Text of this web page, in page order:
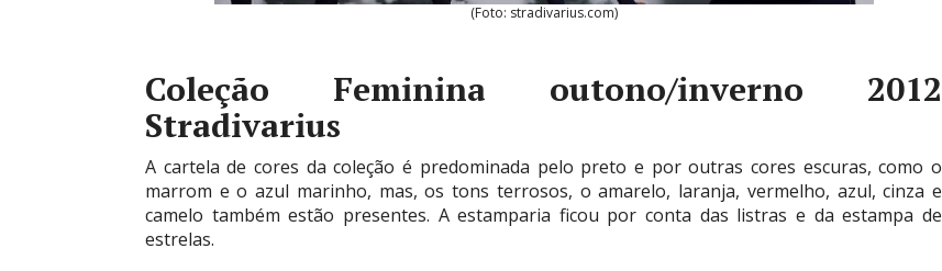
(Foto: stradivarius.com)
Coleção Feminina outono/inverno 2012
Stradivarius
A cartela de cores da coleção é predominada pelo preto e por outras cores escuras, como o
marrom e o azul marinho, mas, os tons terrosos, o amarelo, laranja, vermelho, azul, cinza e
camelo também estão presentes. A estamparia ficou por conta das listras e da estampa de
estrelas.